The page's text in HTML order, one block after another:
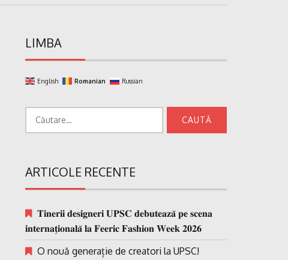
LIMBA
English Romanian Russian
ARTICOLE RECENTE
𝐓𝐢𝐧𝐞𝐫𝐢𝐢 𝐝𝐞𝐬𝐢𝐠𝐧𝐞𝐫𝐢 𝐔𝐏𝐒𝐂 𝐝𝐞𝐛𝐮𝐭𝐞𝐚𝐳𝐚̆ 𝐩𝐞 𝐬𝐜𝐞𝐧𝐚
𝐢𝐧𝐭𝐞𝐫𝐧𝐚𝐭̗𝐢𝐨𝐧𝐚𝐥𝐚̆ 𝐥𝐚 𝐅𝐞𝐞𝐫𝐢𝐜 𝐅𝐚𝐬𝐡𝐢𝐨𝐧 𝐖𝐞𝐞𝐤 𝟐𝟎𝟐𝟔
O nouă generație de creatori la UPSC!